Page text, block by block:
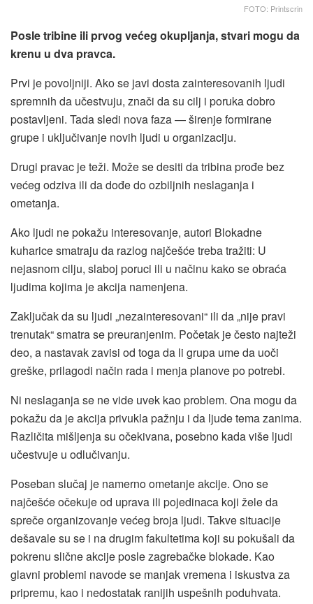
FOTO: Printscrin
Posle tribine ili prvog većeg okupljanja, stvari mogu da
krenu u dva pravca.
Prvi je povoljniji. Ako se javi dosta zainteresovanih ljudi
spremnih da učestvuju, znači da su cilj i poruka dobro
postavljeni. Tada sledi nova faza — širenje formirane
grupe i uključivanje novih ljudi u organizaciju.
Drugi pravac je teži. Može se desiti da tribina prođe bez
većeg odziva ili da dođe do ozbiljnih neslaganja i
ometanja.
Ako ljudi ne pokažu interesovanje, autori Blokadne
kuharice smatraju da razlog najčešće treba tražiti: U
nejasnom cilju, slaboj poruci ili u načinu kako se obraća
ljudima kojima je akcija namenjena.
Zaključak da su ljudi „nezainteresovani“ ili da „nije pravi
trenutak“ smatra se preuranjenim. Početak je često najteži
deo, a nastavak zavisi od toga da li grupa ume da uoči
greške, prilagodi način rada i menja planove po potrebi.
Ni neslaganja se ne vide uvek kao problem. Ona mogu da
pokažu da je akcija privukla pažnju i da ljude tema zanima.
Različita mišljenja su očekivana, posebno kada više ljudi
učestvuje u odlučivanju.
Poseban slučaj je namerno ometanje akcije. Ono se
najčešće očekuje od uprava ili pojedinaca koji žele da
spreče organizovanje većeg broja ljudi. Takve situacije
dešavale su se i na drugim fakultetima koji su pokušali da
pokrenu slične akcije posle zagrebačke blokade. Kao
glavni problemi navode se manjak vremena i iskustva za
pripremu, kao i nedostatak ranijih uspešnih poduhvata.